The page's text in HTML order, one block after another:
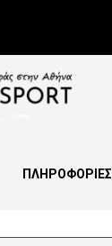
ΠΛΗΡΟΦΟΡΙΕΣ